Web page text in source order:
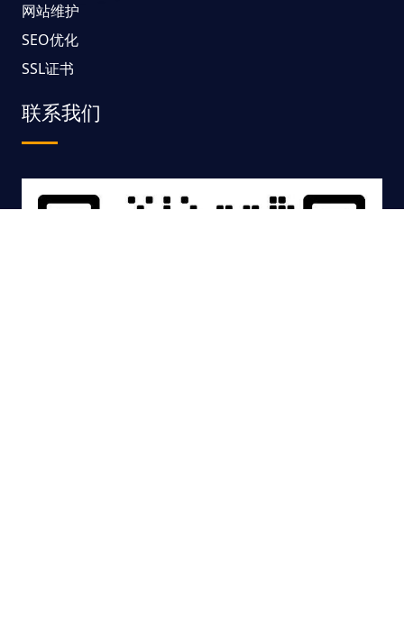
网站维护
SEO优化
SSL证书
联系我们